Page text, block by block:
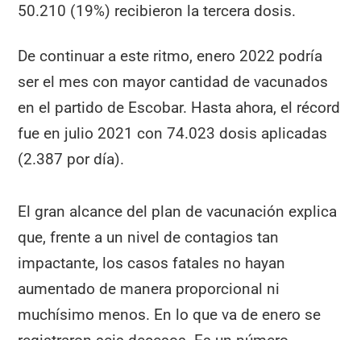
50.210 (19%) recibieron la tercera dosis.
De continuar a este ritmo, enero 2022 podría
ser el mes con mayor cantidad de vacunados
en el partido de Escobar. Hasta ahora, el récord
fue en julio 2021 con 74.023 dosis aplicadas
(2.387 por día).
El gran alcance del plan de vacunación explica
que, frente a un nivel de contagios tan
impactante, los casos fatales no hayan
aumentado de manera proporcional ni
muchísimo menos. En lo que va de enero se